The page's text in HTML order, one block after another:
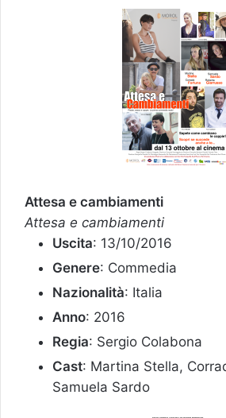
Attesa e cambiamenti
Attesa e cambiamenti
Uscita: 13/10/2016
Genere: Commedia
Nazionalità: Italia
Anno: 2016
Regia: Sergio Colabona
Cast: Martina Stella,
Samuela Sardo